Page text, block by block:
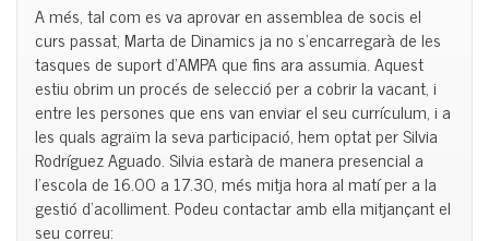
A més, tal com es va aprovar en assemblea de socis el
curs passat, Marta de Dinamics ja no s’encarregarà de les
tasques de suport d’AMPA que fins ara assumia. Aquest
estiu obrim un procés de selecció per a cobrir la vacant, i
entre les persones que ens van enviar el seu currículum, i a
les quals agraïm la seva participació, hem optat per Silvia
Rodríguez Aguado. Silvia estarà de manera presencial a
l’escola de 16.00 a 17.30, més mitja hora al matí per a la
gestió d’acolliment. Podeu contactar amb ella mitjançant el
seu correu: